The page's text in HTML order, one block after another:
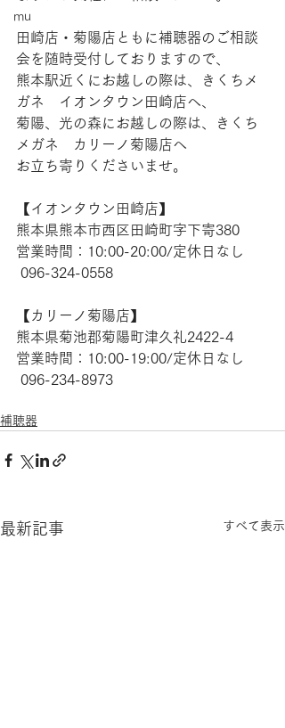
mu
田崎店・菊陽店ともに補聴器のご相談
会を随時受付しておりますので、
熊本駅近くにお越しの際は、きくちメ
ガネ　イオンタウン田崎店へ、
菊陽、光の森にお越しの際は、きくち
メガネ　カリーノ菊陽店へ
お立ち寄りくださいませ。
【​イオンタウン田崎店】
熊本県熊本市西区田崎町字下寄380
営業時間：10:00-20:00/定休日なし
096-324-0558
【​カリーノ菊陽店】
熊本県菊池郡菊陽町津久礼2422-4
営業時間：10:00-19:00/定休日なし
096-234-8973
補聴器
最新記事 すべて表示